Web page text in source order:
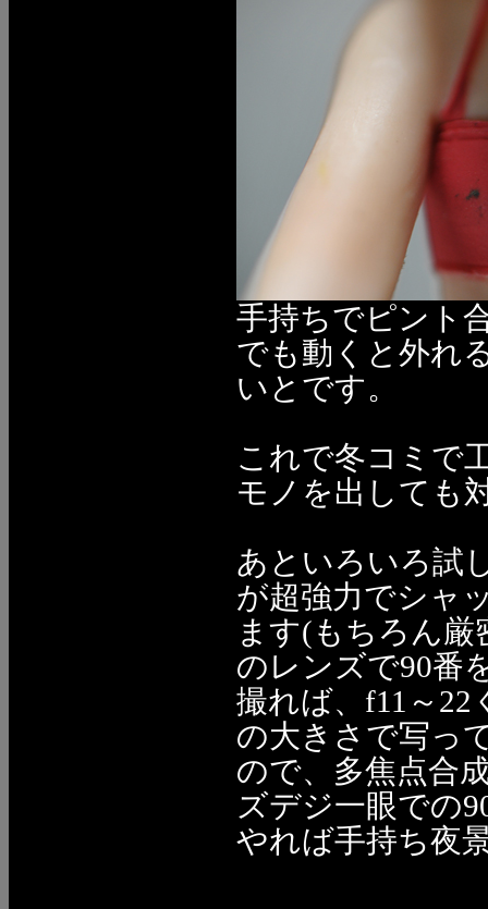
手持ちでピント
でも動くと外れ
いとです。
これで冬コミで
モノを出しても
あといろいろ試
が超強力でシャ
ます(もちろん
のレンズで90番
撮れば、f11～22
の大きさで写っ
ので、多焦点合
ズデジ一眼での
やれば手持ち夜